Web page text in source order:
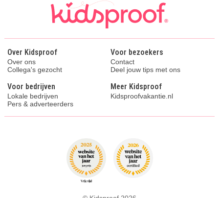
Over Kidsproof
Over ons
Collega's gezocht
Voor bezoekers
Contact
Deel jouw tips met ons
Voor bedrijven
Lokale bedrijven
Pers & adverteerders
Meer Kidsproof
Kidsproofvakantie.nl